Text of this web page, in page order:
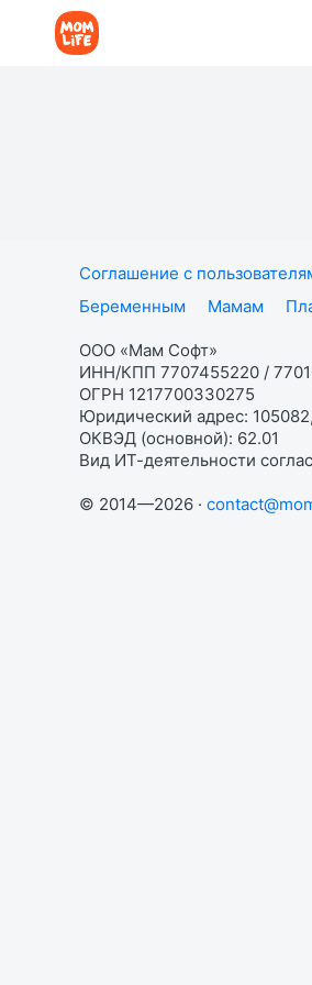
Соглашение с
Беременным
Мамам
ООО «Мам Софт»
ИНН/КПП 7707455220 /
ОГРН 1217700330275
Юридический адрес:
ОКВЭД (основной): 62.01
Вид ИТ-деятельности
© 2014—2026 ·